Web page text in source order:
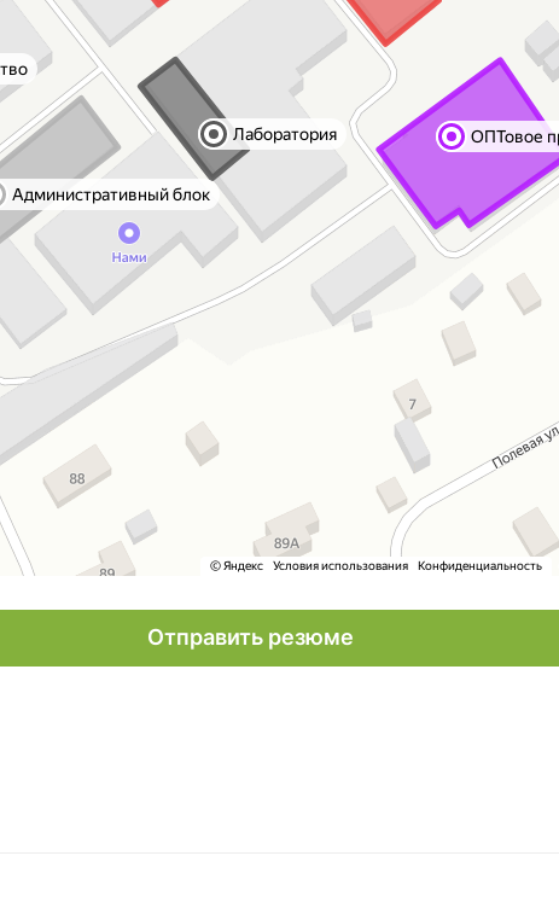
Отправить резюме